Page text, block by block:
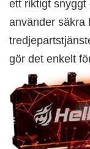
ett riktigt snyggt
använder säkra
gör det enkelt